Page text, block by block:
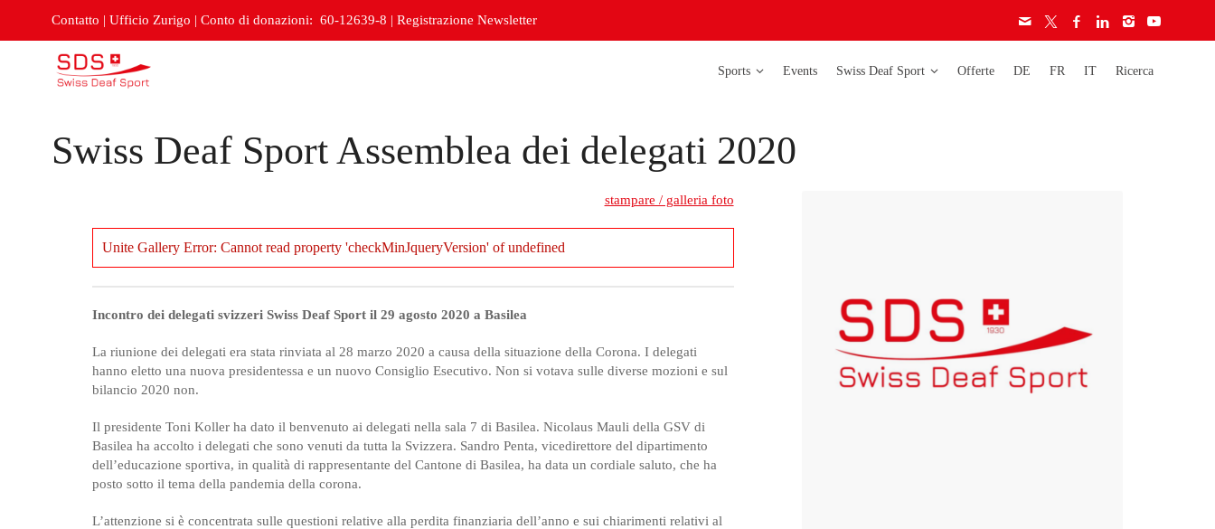
Contatto | Ufficio Zurigo | Conto di donazioni: 60-12639-8 | Registrazione Newsletter
Sports
Atletica leggera
Futsal delle signore
Coppa svizzera
Events Swiss Deaf Sport Offerte DE FR IT Ricerca
Swiss Deaf Sport Assemblea dei delegati 2020
stampare / galleria foto
Unite Gallery Error: Cannot read property 'checkMinJqueryVersion' of undefined
Incontro dei delegati svizzeri Swiss Deaf Sport il 29 agosto 2020 a Basilea
La riunione dei delegati era stata rinviata al 28 marzo 2020 a causa della situazione della Corona. I delegati
hanno eletto una nuova presidentessa e un nuovo Consiglio Esecutivo. Non si votava sulle diverse mozioni e sul
bilancio 2020 non.
Il presidente Toni Koller ha dato il benvenuto ai delegati nella sala 7 di Basilea. Nicolaus Mauli della GSV di
Basilea ha accolto i delegati che sono venuti da tutta la Svizzera. Sandro Penta, vicedirettore del dipartimento
dell’educazione sportiva, in qualità di rappresentante del Cantone di Basilea, ha data un cordiale saluto, che ha
posto sotto il tema della pandemia della corona.
L’attenzione si è concentrata sulle questioni relative alla perdita finanziaria dell’anno e sui chiarimenti relativi al